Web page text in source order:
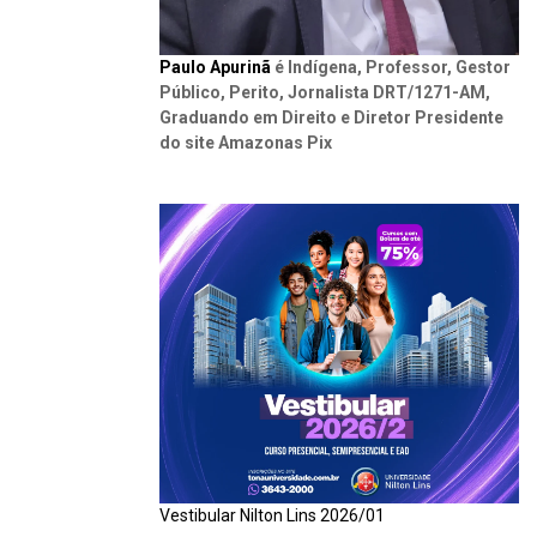
Paulo Apurinã é Indígena, Professor, Gestor
Público, Perito, Jornalista DRT/1271-AM,
Graduando em Direito e Diretor Presidente
do site Amazonas Pix
Vestibular Nilton Lins 2026/01